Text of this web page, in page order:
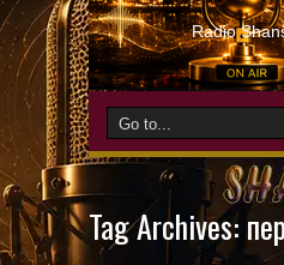
Radio
Tag Archives: